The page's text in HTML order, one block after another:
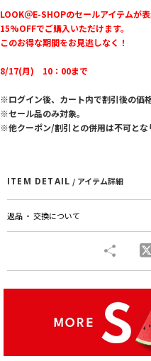
LOOK＠E-SHOPのセールアイテムが
15%OFFでご購入いただけます。
このお得な期間をお見逃しなく！
8/17(月) 10：00まで
※ログイン後、カート内で割引後の価
※セール品のみ対象。
※他クーポン/割引との併用は不可とな
ITEM DETAIL / アイテム詳細
返品 ・ 交換について